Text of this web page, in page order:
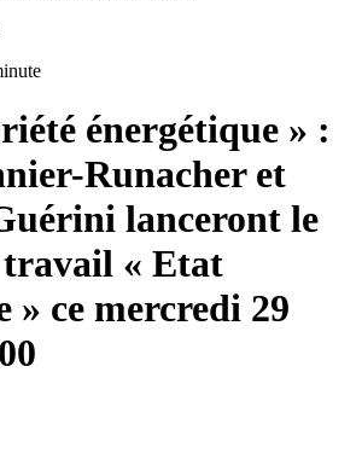
énergétique » :
Runacher et
lanceront le
travail « Etat
» ce mercredi 29